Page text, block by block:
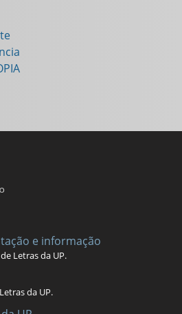
e informação
Letras da UP.
da UP.